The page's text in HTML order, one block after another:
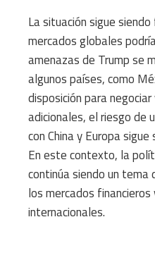
La situación sigue
mercados globales
amenazas de Trump se
algunos países, como
disposición para
adicionales, el riesgo de
con China y Europa
En este contexto, la
continúa siendo un tema
los mercados
internacionales.